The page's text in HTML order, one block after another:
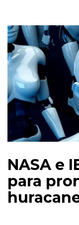
NASA e
para